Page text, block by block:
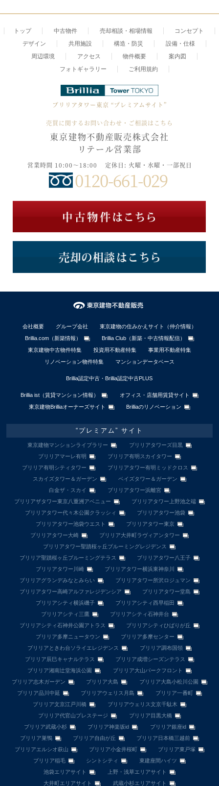
トップ 中古物件 売却相談・相場情報
コンセプト
デザイン
共用施設 構造・防災
設備・仕様
周辺環境
アクセス 物件概要
案内図
フォトギャラリー
ご利用規約
ブリリアタワー東京 “プレミアムサイト”
売買に関するお問い合わせ・ご相談はこちら
東京建物不動産販売株式会社
リテール営業部
営業時間 10:00～18:00 定休日: 火曜・水曜・一部祝日
0120-661-029
会社概要 グループ会社
東京建物の住みかえサイト（仲介情報）
Brillia.com（新築情報）
Brillia Club（新築・中古情報配信）
東京建物中古物件特集
投資用不動産特集
事業用不動産特集
リノベーション物件特集
マンションデータベース
Brillia認定中古・Brillia認定中古PLUS
Brillia ist（賃貸マンション情報）
オフィス・店舗用賃貸サイト
東京建物Brilliaオーナーズサイト
Brilliaのリノベーション
“プレミアム” サイト
東京建物マンションライブラリー
ブリリアタワーズ目黒
ブリリアマーレ有明
ブリリア有明スカイタワー
ブリリア有明シティタワー
ブリリアタワー有明ミッドクロス
スカイズタワー＆ガーデン
ベイズタワー＆ガーデン
白金ザ・スカイ
ブリリアタワー浜離宮
ブリリアザタワー東京八重洲アベニュー
ブリリアタワー上野池之端
ブリリアタワー代々木公園クラッシィ
ブリリアタワー池袋
ブリリアタワー池袋ウエスト
ブリリアタワー東京
ブリリアタワー大崎
ブリリア大井町ラヴィアンタワー
ブリリアタワー聖蹟桜ヶ丘ブルーミングレジデンス
ブリリア聖蹟桜ヶ丘ブルーミングテラス
ブリリアタワー八王子
ブリリアタワー川崎
ブリリアタワー横浜東神奈川
ブリリアグランデみなとみらい
ブリリアタワー所沢ロジュマン
ブリリアタワー高崎アルファレジデンシア
ブリリアタワー堂島
ブリリアシティ横浜磯子
ブリリアシティ西早稲田
ブリリアシティ三鷹
ブリリアシティ石神井台
ブリリアシティ石神井公園アトラス
ブリリアシティひばりが丘
ブリリア多摩ニュータウン
ブリリア多摩センター
ブリリアときわ台ソライエレジデンス
ブリリア調布国領
ブリリア辰巳キャナルテラス
ブリリア成増シーズンテラス
ブリリア湘南辻堂海浜公園
ブリリア大山パークフロント
ブリリア志木ガーデン
ブリリア大島
ブリリア大島小松川公園
ブリリア品川中延
ブリリアウェリス月島
ブリリア一番町
ブリリア文京江戸川橋
ブリリアウェリス文京千駄木
ブリリア代官山プレステージ
ブリリア目黒大橋
ブリリア武蔵小杉
ブリリア神楽坂id
ブリリア銀座id
ブリリア巣鴨
ブリリア自由が丘
ブリリア日本橋三越前
ブリリアエルシオ萩山
ブリリア小金井桜町
ブリリア東戸塚
ブリリア稲毛
シントシティ
東建座間ハイツ
池袋エリアサイト
上野・浅草エリアサイト
大井町エリアサイト
武蔵小杉エリアサイト